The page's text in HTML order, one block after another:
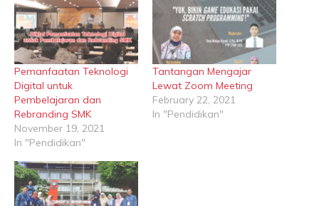
Pemanfaatan Teknologi
Digital untuk
Pembelajaran dan
Rebranding SMK
November 19, 2021
In "Pendidikan"
Tantangan Mengajar
Lewat Zoom Meeting
February 22, 2021
In "Pendidikan"